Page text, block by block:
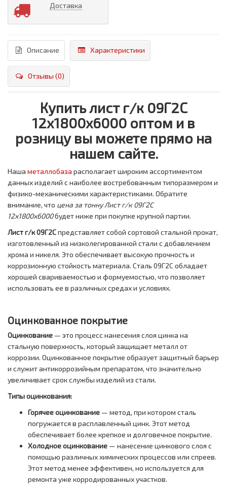
Доставка
Описание Характеристики
Отзывы (0)
Купить лист г/к 09Г2С
12х1800х6000 оптом и в
розницу вы можете прямо на
нашем сайте.
Наша металлобаза располагает широким ассортиментом
данных изделий с наиболее востребованным типоразмером и
физико-механическими характеристиками. Обратите
внимание, что цена за тоннуЛист г/к 09Г2С
12х1800х6000будет ниже при покупке крупной партии.
Лист г/к 09Г2Спредставляет собой сортовой стальной прокат,
изготовленный из низколегированной стали с добавлением
хрома и никеля. Это обеспечивает высокую прочность и
коррозионную стойкость материала. Сталь 09Г2С обладает
хорошей свариваемостью и формуемостью, что позволяет
использовать ее в различных средах и условиях.
Оцинкованное покрытие
Оцинкование — это процесс нанесения слоя цинка на
стальную поверхность, который защищает металл от
коррозии. Оцинкованное покрытие образует защитный барьер
и служит антикоррозийным препаратом, что значительно
увеличивает срок службы изделий из стали.
Типы оцинкования:
Горячее оцинкование — метод, при котором сталь
погружается в расплавленный цинк. Этот метод
обеспечивает более крепкое и долговечное покрытие.
Холодное оцинкование — нанесение цинкового слоя с
помощью различных химических процессов или спреев.
Этот метод менее эффективен, но используется для
ремонта уже корродированных участков.